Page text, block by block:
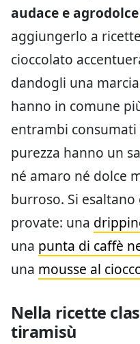
audace e
aggiungerlo a
cioccolato
dandogli una
hanno in comune
entrambi
purezza hanno un
né amaro né dolce
burroso. Si
provate: una
una punta di caffè
una mousse al
Nella ricette
tiramisù